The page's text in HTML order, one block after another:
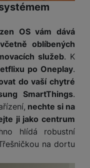
OS vám dává
oblíbených
služeb. K
po Oneplay.
do vaší chytré
SmartThings.
nechte si na
ji jako centrum
hlídá robustní
na dortu